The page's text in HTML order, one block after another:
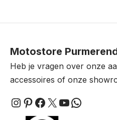
Motostore
Heb je vragen over onze
accessoires of onze
Instagram
Pinterest
Facebook
X YouTube